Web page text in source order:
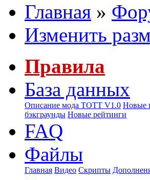
Главная »
Изменить
Правила
База данных
Описание мода ТОТТ V1.0 Новые
бэкграунды Новые рейтинги
FAQ
Файлы
Главная Видео Скрипты